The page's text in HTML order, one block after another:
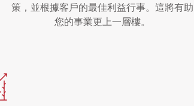
策，並根據客戶的最佳利益行事。這將有助
您的事業更上一層樓。